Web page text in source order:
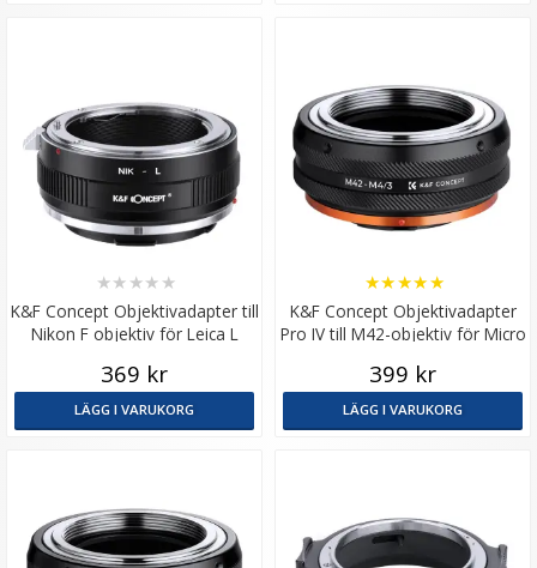
K&F Concept Objektivadapter till
Nikon F objektiv för Leica L
★★ ★★ ★
369 kr
LÄGG I VARUKORG
K&F Concept Objektivadapter
Pro IV till M42-objektiv för Micro
★★★★★
399 kr
LÄGG I VARUKORG